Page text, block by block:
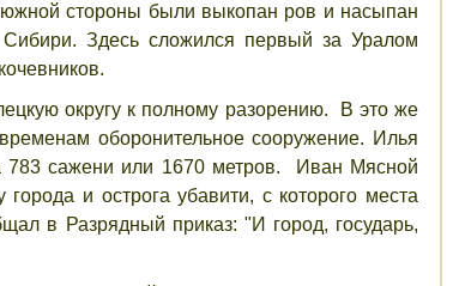
стороны были выкопан ров и насыпан
Здесь сложился первый за Уралом
округу к полному разорению. В это же
оборонительное сооружение. Илья
783 сажени или 1670 метров. Иван Мясной
и острога убавити, с которого места
в Разрядный приказ: "И город, государь,